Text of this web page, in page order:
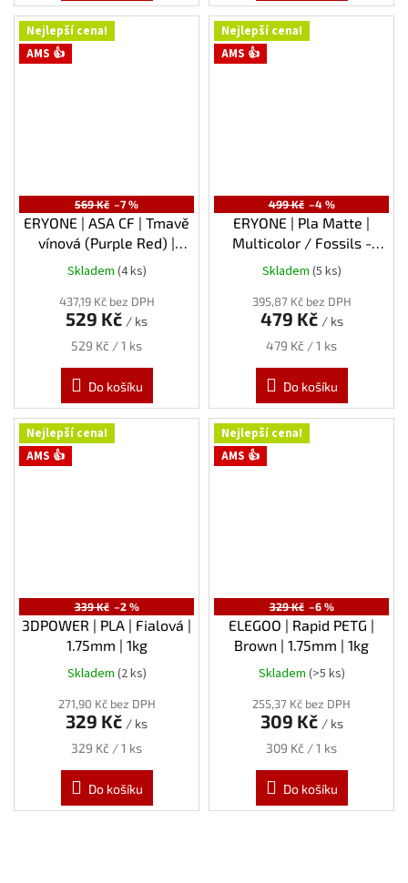
Nejlepší cena!
AMS 👍
569 Kč –7 %
ERYONE | ASA CF | Tmavě
vínová (Purple Red) |
1.75mm | 1kg
Skladem (4 ks)
437,19 Kč bez DPH
529 Kč / ks
Měrná
529 Kč / 1 ks
Do košíku
Nejlepší cena!
AMS 👍
499 Kč –4 %
ERYONE | Pla Matte |
Multicolor / Fossils -
béžová - bílá | 1.75mm |
Skladem (5 ks)
395,87 Kč bez DPH
479 Kč / ks
Měrná
479 Kč / 1 ks
Do košíku
Nejlepší cena!
AMS 👍
339 Kč –2 %
3DPOWER | PLA | Fialová |
1.75mm | 1kg
Skladem (2 ks)
271,90 Kč bez DPH
329 Kč / ks
Měrná
329 Kč / 1 ks
Do košíku
Nejlepší cena!
AMS 👍
329 Kč –6 %
ELEGOO | Rapid PETG |
Brown | 1.75mm | 1kg
Skladem (>5 ks)
255,37 Kč bez DPH
309 Kč / ks
Měrná
309 Kč / 1 ks
Do košíku